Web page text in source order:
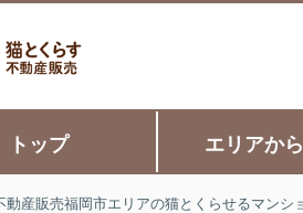
トップ エリアか
動産販売福岡市エリアの猫とくらせるマンシ